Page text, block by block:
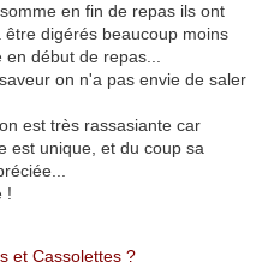
en fin de repas ils ont
digérés beaucoup moins
début de repas...
on n'a pas envie de saler
est très rassasiante car
est unique, et du coup sa
!
et Cassolettes ?